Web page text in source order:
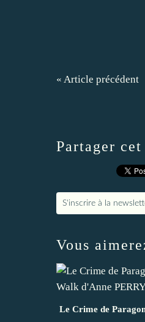
« Article précédent
Partager
S'inscrire à la
Vous
Le Crime de